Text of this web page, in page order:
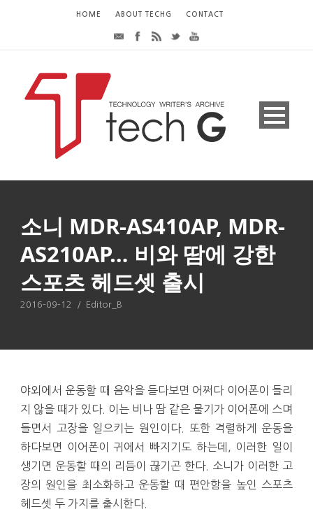
HOME ABOUT TECHG CONTACT
소니 MDR-AS410AP, MDR-
AS210AP… 비와 땀에 강한
스포츠 헤드셋 출시
2016-09-12 / Editor_B
야외에서 운동할 때 음악을 듣다보면 어쩌다 이어폰이 들리
지 않을 때가 있다. 이는 비나 땀 같은 물기가 이어폰에 스며
들면서 고장을 일으키는 원인이다. 또한 격렬하게 운동을
하다보면 이어폰이 귀에서 빠지기도 하는데, 이러한 일이
생기면 운동할 때의 리듬이 끊기곤 한다. 소니가 이러한 고
장의 원인을 최소화하고 운동할 때 편안함을 높인 스포츠
헤드셋 두 가지를 출시한다.